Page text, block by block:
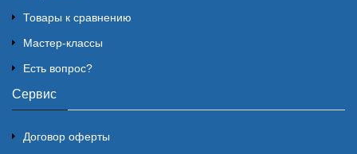
Товары к сравнению
Мастер-классы
Есть вопрос?
Сервис
Договор оферты